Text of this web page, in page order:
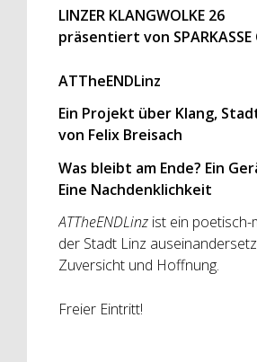
LINZER KLANGWOLKE 26
präsentiert von SPARKASSE
ATTheENDLinz
Ein Projekt über Klang,
von Felix Breisach
Was bleibt am Ende? Ein
Eine Nachdenklichkeit
ATTheENDLinzist ein poetisch-
der Stadt Linz
Zuversicht und Hoffnung.
Freier Eintritt!